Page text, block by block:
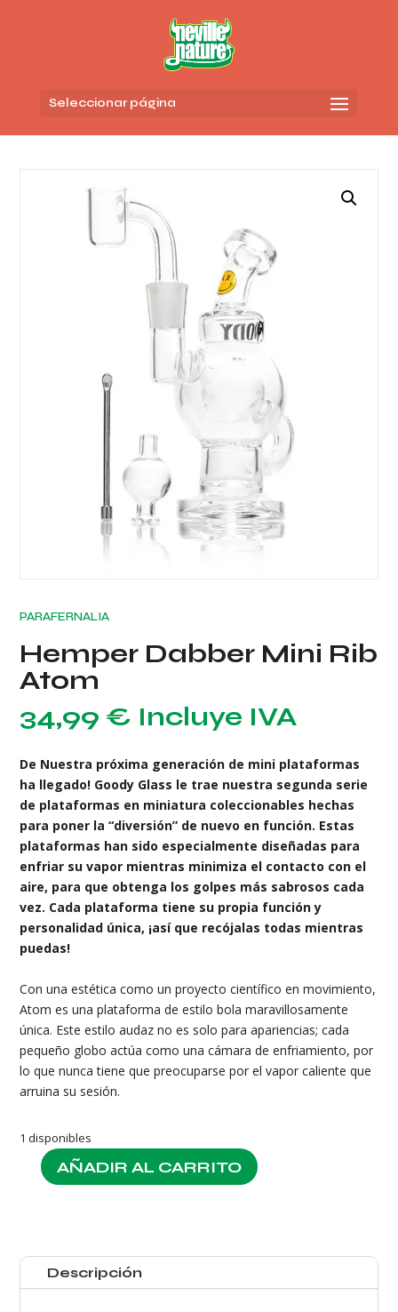
Seleccionar página
PARAFERNALIA
Hemper Dabber Mini Rib
Atom
34,99 € Incluye IVA
De Nuestra próxima generación de mini plataformas
ha llegado! Goody Glass le trae nuestra segunda serie
de plataformas en miniatura coleccionables hechas
para poner la “diversión” de nuevo en función. Estas
plataformas han sido especialmente diseñadas para
enfriar su vapor mientras minimiza el contacto con el
aire, para que obtenga los golpes más sabrosos cada
vez. Cada plataforma tiene su propia función y
personalidad única, ¡así que recójalas todas mientras
puedas!
Con una estética como un proyecto científico en movimiento,
Atom es una plataforma de estilo bola maravillosamente
única. Este estilo audaz no es solo para apariencias; cada
pequeño globo actúa como una cámara de enfriamiento, por
lo que nunca tiene que preocuparse por el vapor caliente que
arruina su sesión.
1 disponibles
Hemper
Atom
cantidad
AÑADIR AL CARRITO
Descripción